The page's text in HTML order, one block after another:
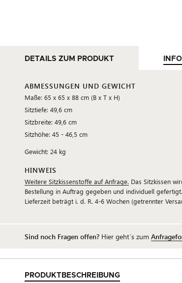
DETAILS ZUM PRODUKT
ABMESSUNGEN UND GEWICHT
Maße: 65 x 65 x 88 cm (B x T x H)
Sitztiefe: 49,6 cm
Sitzbreite: 49,6 cm
Sitzhöhe: 45 - 46,5 cm
Gewicht: 24 kg
HINWEIS
Weitere Sitzkissenstoffe auf Anfrage. Das Sitzkissen
Bestellung in Auftrag gegeben und individuell
Lieferzeit beträgt i. d. R. 4-6 Wochen (getrennter
Sind noch Fragen offen? Hier geht´s zum
PRODUKTBESCHREIBUNG